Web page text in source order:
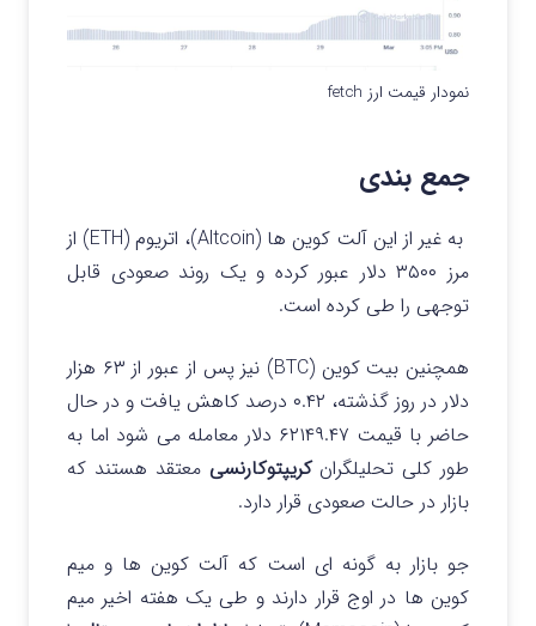
نمودار قیمت ارز fetch
جمع بندی
به غیر از این آلت کوین ها (Altcoin)، اتریوم (ETH) از
مرز ۳۵۰۰ دلار عبور کرده و یک روند صعودی قابل
توجهی را طی کرده است.
همچنین بیت کوین (BTC) نیز پس از عبور از ۶۳ هزار
دلار در روز گذشته، ۰.۴۲ درصد کاهش یافت و در حال
حاضر با قیمت ۶۲۱۴۹.۴۷ دلار معامله می شود اما به
طور کلی تحلیلگرانکریپتوکارنسی معتقد هستند که
بازار در حالت صعودی قرار دارد.
جو بازار به گونه ای است که آلت کوین ها و میم
کوین ها در اوج قرار دارند و طی یک هفته اخیر میم